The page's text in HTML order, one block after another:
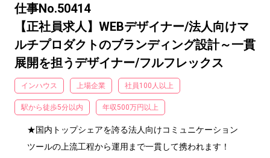
仕事No.50414
【正社員求人】WEBデザイナー/法人向けマ
ルチプロダクトのブランディング設計～一貫
展開を担うデザイナー/フルフレックス
インハウス 上場企業 社員100人以上
駅から徒歩5分以内 年収500万円以上
★国内トップシェアを誇る法人向けコミュニケーション
ツールの上流工程から運用まで一貫して携われます！